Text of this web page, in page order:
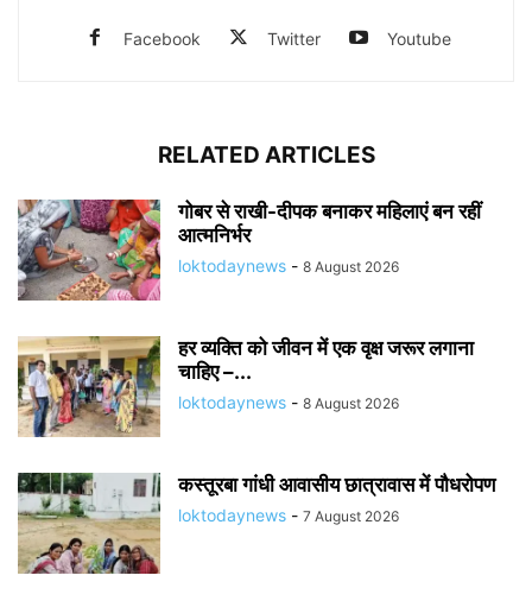
Facebook Twitter Youtube
RELATED ARTICLES
गोबर से राखी-दीपक बनाकर महिलाएं बन रहीं
आत्मनिर्भर
loktodaynews - 8 August 2026
हर व्यक्ति को जीवन में एक वृक्ष जरूर लगाना
चाहिए –...
loktodaynews - 8 August 2026
कस्तूरबा गांधी आवासीय छात्रावास में पौधरोपण
loktodaynews - 7 August 2026